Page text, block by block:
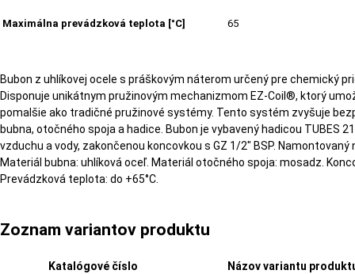
Maximálna prevádzková teplota [°C] 65
Bubon z uhlíkovej ocele s práškovým náterom určený pre chemický
Disponuje unikátnym pružinovým mechanizmom EZ-Coil®, ktorý
pomalšie ako tradičné pružinové systémy. Tento systém zvyšuje
bubna, otočného spoja a hadice. Bubon je vybavený hadicou TUBES
vzduchu a vody, zakončenou koncovkou s GZ 1/2″ BSP.
Materiál bubna: uhlíková oceľ. Materiál otočného spoja: mosadz.
Prevádzková teplota: do +65°C.
Zoznam variantov produktu
Katalógové číslo Názov variantu